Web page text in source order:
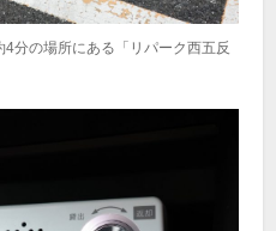
分の場所にある「リパーク西五反